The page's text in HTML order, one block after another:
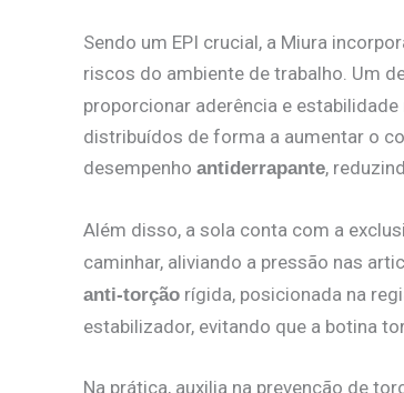
Sendo um EPI crucial, a Miura
riscos do ambiente de trabalho. Um
proporcionar aderência e
distribuídos de forma a aumentar o
desempenho antiderrapante,
Além disso, a sola conta com a
caminhar, aliviando a pressão nas
anti-torçãorígida, posicionada na
estabilizador, evitando que a botina
Na prática, auxilia na prevenção de